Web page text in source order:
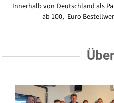
Innerhalb von Deutschland als
ab 100,- Euro